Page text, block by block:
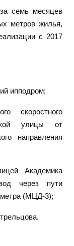
семь месяцев
метров жилья,
с 2017
ипподром;
скоростного
улицы от
направления
Академика
через пути
(МЦД-3);